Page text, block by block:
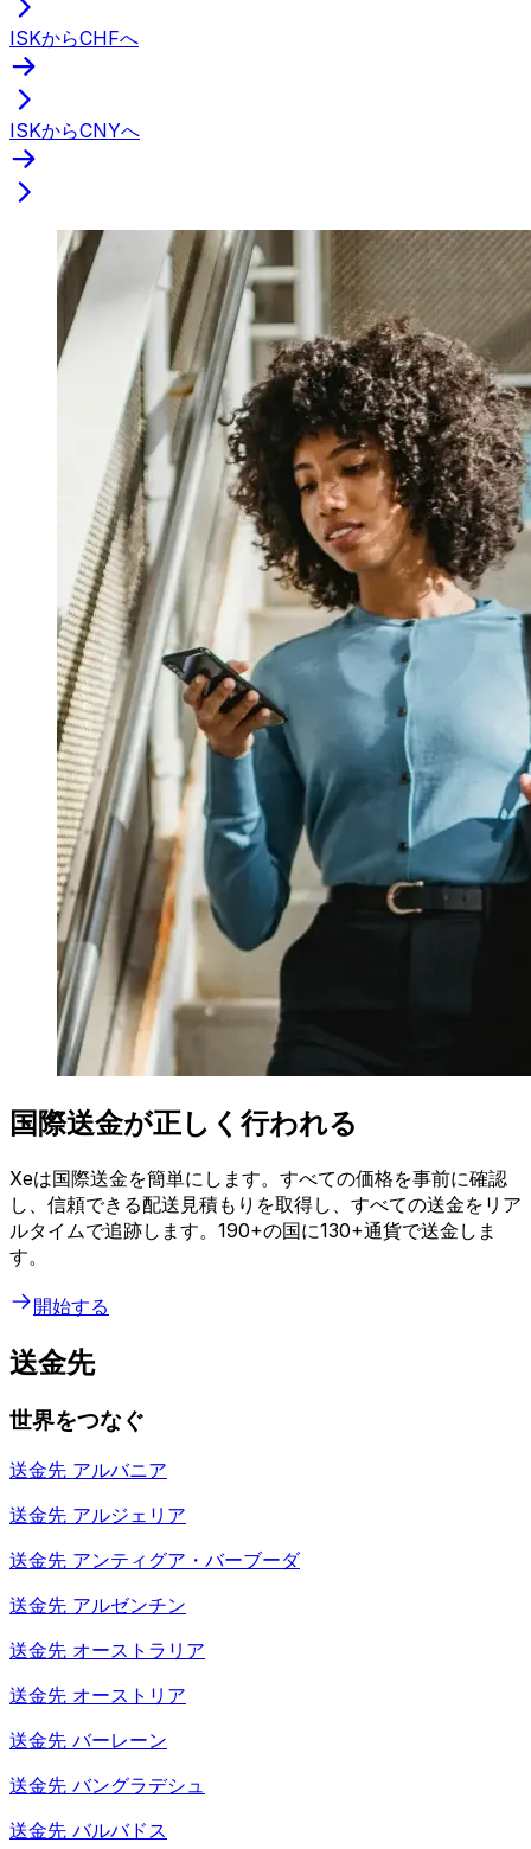
ISKからCHFへ
ISKからCNYへ
国際送金が正しく行われる
Xeは国際送金を簡単にします。すべての価格を事前に確認
し、信頼できる配送見積もりを取得し、すべての送金をリア
ルタイムで追跡します。190+の国に130+通貨で送金しま
す。
開始する
送金先
世界をつなぐ
送金先 アルバニア
送金先 アルジェリア
送金先 アンティグア・バーブーダ
送金先 アルゼンチン
送金先 オーストラリア
送金先 オーストリア
送金先 バーレーン
送金先 バングラデシュ
送金先 バルバドス